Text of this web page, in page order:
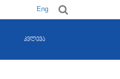
Eng
კვლევა